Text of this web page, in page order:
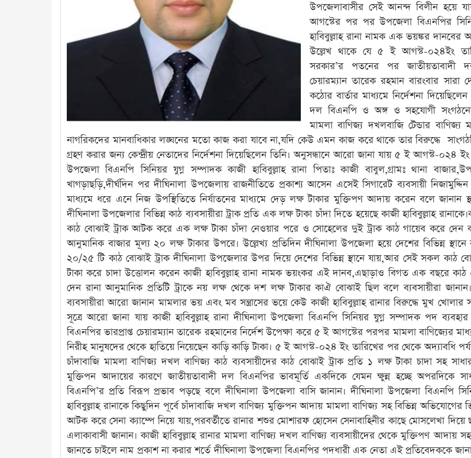
উপজেলাবাসীর সেই আনন্দ বিলীন
আগস্টের পর পর উপজেলা বিএনপির
হাবিবুল্লাহ রানা নামক এক ভয়ঙ্কর দানবের
উল্লেখ থাকে যে ৫ ই আগস্ট-০২৪ইং
সরকার’র পতনের পর জাতীয়তাবাদী
চেয়ারম্যান তারেক রহমান বারংবার সারা
কঠোর বার্তার মাধ্যমে নির্দেশনা
দল বিএনপি ও অঙ্গ ও সহযোগী সংগঠনের
মামলা বাণিজ্য দখলবাজি টেন্ডার বাণিজ্য
নাগরিকদের মানবাধিকার লঙ্ঘনের মতো কাজ করা যাবে না,যদি কেউ এমন কাজ করে থাকে তার বিরুদ্ধে
গ্রহণ করার জন্য কেন্দ্রীয় নেতাদের নির্দেশনা দিয়েছিলেন তিনি। অনুসন্ধানে আরো জানা যায় ৫ ই আগস্ট-০২৪ ইং
উপজেলা বিএনপি সিনিয়র যুগ্ন সম্পাদক কাজী হাবিবুল্লাহ রানা পিতাঃ কাজী বাবুল,গ্রামঃ থানা
খাগড়াছড়ি,দীর্ঘদিন পর দীঘিনালা উপজেলায় রাজনীতিতে প্রকাশ্য আসেন এসেই সিগারেট ব্যবসায়ী নিজামুদ্দিন
মাধ্যমে ধরে এনে নিজ উপস্থিতিতে নির্যাতনের মাধ্যমে দেড় লক্ষ টাকার মুক্তিপণ আদায় করেন বলে জানান
দীঘিনালা উপজেলার বিভিন্ন কাঠ ব্যবসায়ীরা ট্রাক প্রতি এক লক্ষ টাকা চাঁদা দিতে হয়েছে কাজী হাবিবুল্লাহ
কাঠ বোঝাই ট্রাক আটক করে এক লক্ষ টাকা চাঁদা নেওয়ার পরে ও সোহেলের দুই ট্রাক কাঠ গায়েব করে দেন
আনুমানিক বাজার মূল্য ২০ লক্ষ টাকার উপরে। উল্লেখ্য প্রতিদিন দীঘিনালা উপজেলা হয়ে দেশের বিভিন্ন স্থানে
২০/২৫ টি কাঠ বোঝাই ট্রাক দীঘিনালা উপজেলার উপর দিয়ে দেশের বিভিন্ন স্থানে যায়,আর সেই সকল কাঠ
টাকা করে চাদা উত্তোলন করেন কাজী হাবিবুল্লাহ রানা নামক ভয়ংকর এই দানব,এছাড়াও বিগত এক বছরে কাঠ
দেন রানা আনুমানিক প্রতিটি ট্রাকে নয় লক্ষ থেকে দশ লক্ষ টাকার কাঐ বোঝাই ছিল বলে ব্যবসায়ীরা
ব্যবসায়ীরা আরো জানান মামলার ভয় এবং মব সন্ত্রাসের ভয়ে কেউ কাজী হাবিবুল্লাহ রানার বিরুদ্ধে মুখ খোলার
সূত্রে আরো জানা যায় কাজী হাবিবুল্লাহ রানা দীঘিনালা উপজেলা বিএনপি সিনিয়র যুগ্ন সম্পাদক পদ
বিএনপির ভারপ্রাপ্ত চেয়ারম্যান তারেক রহমানের নির্দেশ উপেক্ষা করে ৫ ই আগস্টের পরপর মামলা বাণিজ্যের
নিরীহ মানুষদের থেকে হাতিয়ে নিয়েছেন কাড়ি কাড়ি টাকা। ৫ ই আগস্ট-০২৪ ইং তারিখের পর থেকে অদ্যাবধি
চাঁদাবাজি মামলা বাণিজ্য দখল বাণিজ্য কাঠ ব্যবসায়ীদের কাঠ বোঝাই ট্রাক প্রতি ১ লক্ষ টাকা চাদা সহ
মুক্তিপন আদায়ের কারণে জাতীয়তাবাদী দল বিএনপির ভাবমূর্তি একদিকে যেমন ক্ষুন্ন হচ্ছে অপরদিকে
বিএনপি’র প্রতি বিরূপ প্রভাব পড়ছে বলে দীঘিনালা উপজেলা বাসি জানান। দীঘিনালা উপজেলা বিএনপি
হাবিবুল্লাহ রানাকে কিছুদিন পূর্বে চাঁদাবাজি দখল বাণিজ্য মুক্তিপন আদায় মামলা বাণিজ্য সহ বিভিন্ন অভিযোগের
আটক করে সেনা ক্যাম্পে নিয়ে যায়,পরবর্তীতে রানার শশুর মোশারফ হোসেন সেনাবাহিনীর কাছে মোসলেখা
এলাকাবাসী জানান। কাজী হাবিবুল্লাহ রানার মামলা বাণিজ্য দখল বাণিজ্য ব্যবসায়ীদের থেকে মুক্তিপণ আদায়
জানতে চাইলে নাম প্রকাশ না করার শর্তে দীঘিনালা উপজেলা বিএনপির পদধারী এক নেতা এই প্রতিবেদককে